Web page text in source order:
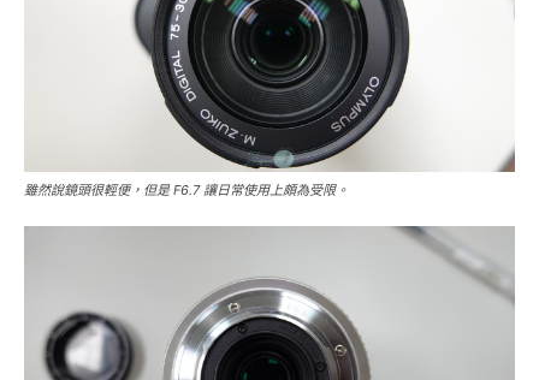
雖然說鏡頭很輕便，但是 F6.7 讓日常使用上頗為受限。